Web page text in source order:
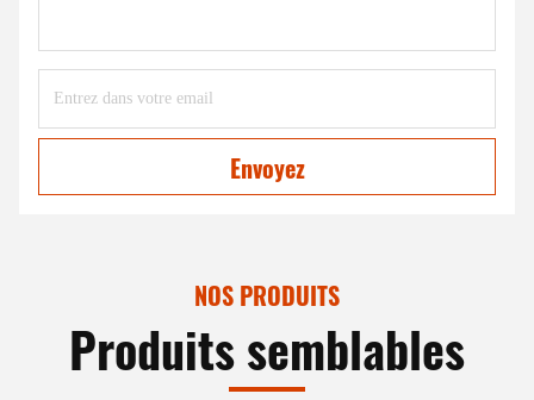
Envoyez
NOS PRODUITS
Produits semblables